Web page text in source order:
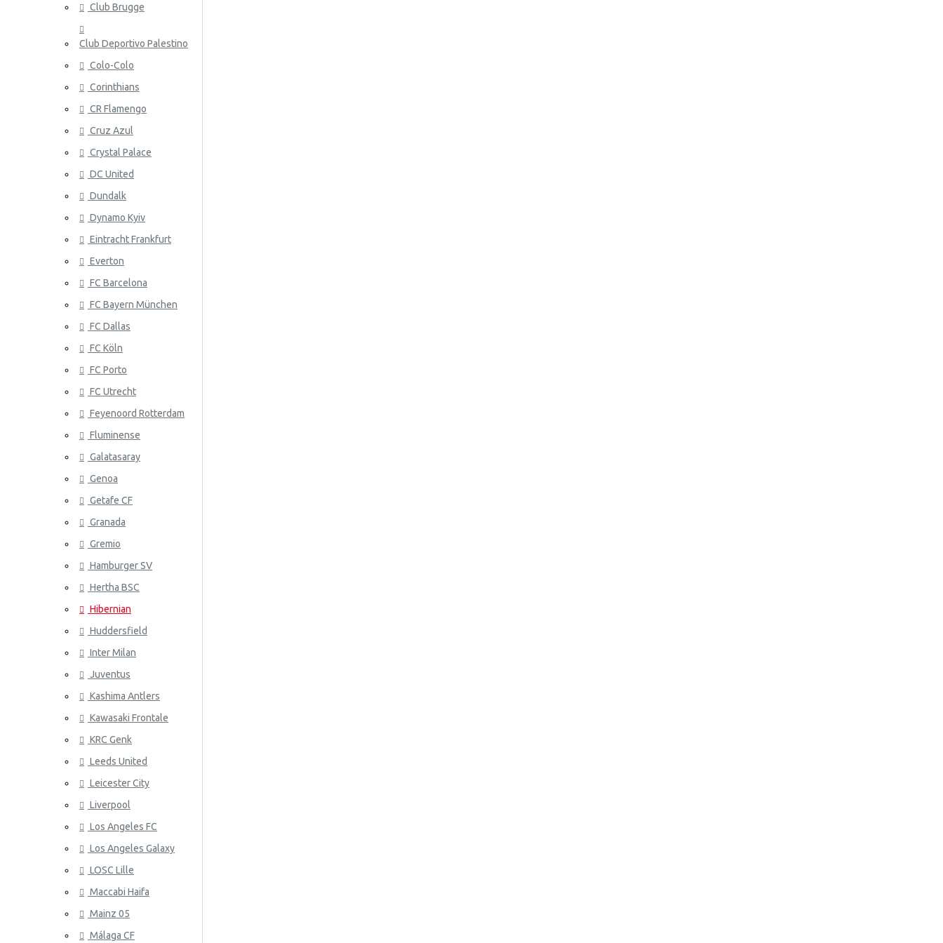
Panama
Portugali
Qatar
Venäjä
Saudi-Arabia
Senegal
Serbia
Slovakia
Espanja
Ruotsi
Tunisia
Turkki
Ukraina
Venezuela
Wales
Club Brugge
Club Deportivo Palestino
Colo-Colo
Corinthians
CR Flamengo
Cruz Azul
Crystal Palace
DC United
Dundalk
Dynamo Kyiv
Eintracht Frankfurt
Everton
FC Barcelona
FC Bayern München
FC Dallas
FC Köln
FC Porto
FC Utrecht
Feyenoord Rotterdam
Fluminense
Galatasaray
Genoa
Getafe CF
Granada
Gremio
Hamburger SV
Hertha BSC
Hibernian
Huddersfield
Inter Milan
Juventus
Kashima Antlers
Kawasaki Frontale
KRC Genk
Leeds United
Leicester City
Liverpool
Los Angeles FC
Los Angeles Galaxy
LOSC Lille
Maccabi Haifa
Mainz 05
Málaga CF